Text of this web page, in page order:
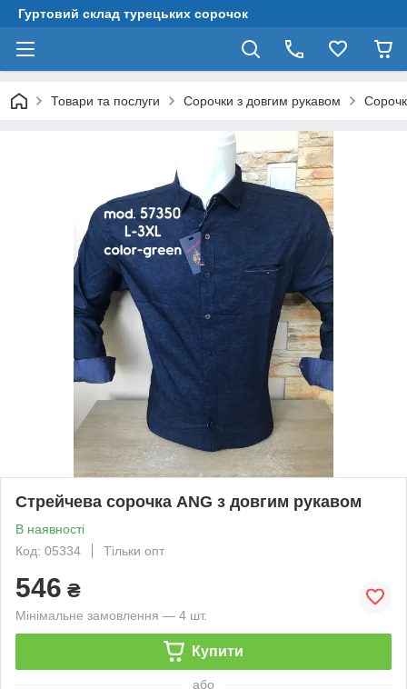
Гуртовий склад турецьких сорочок
Товари та послуги Сорочки з довгим рукавом
Стрейчева сорочка ANG з довгим рукавом
В наявності
Код: 05334
Тільки опт
546 ₴
Мінімальне замовлення — 4 шт.
Купити
або